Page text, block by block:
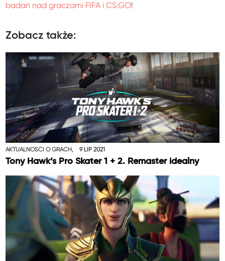
badań nad graczami FIFA i CS:GO!
Zobacz także:
AKTUALNOŚCI O GRACH, 9 LIP 2021
Tony Hawk’s Pro Skater 1 + 2. Remaster idealny